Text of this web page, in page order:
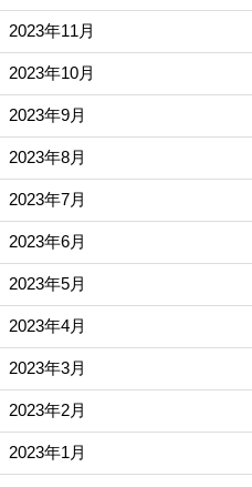
2023年11月
2023年10月
2023年9月
2023年8月
2023年7月
2023年6月
2023年5月
2023年4月
2023年3月
2023年2月
2023年1月